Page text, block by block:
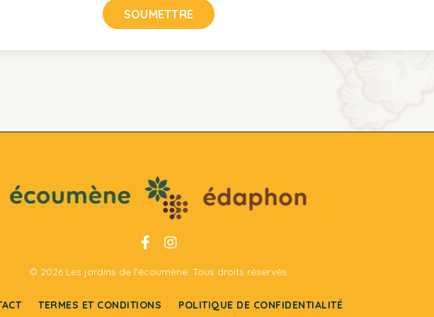
SOUMETTRE
© 2026 Les jardins de l'écoumène. Tous droits réservés.
TERMES ET CONDITIONS POLITIQUE DE CONFIDENTIALITÉ